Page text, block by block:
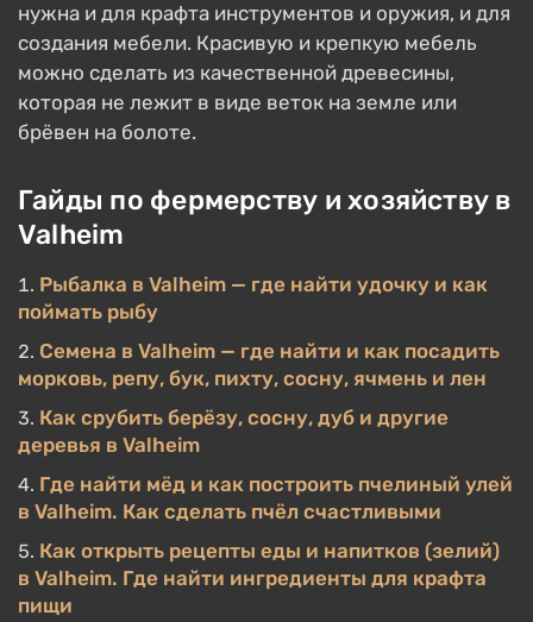
нужна и для крафта инструментов и оружия, и для
создания мебели. Красивую и крепкую мебель
можно сделать из качественной древесины,
которая не лежит в виде веток на земле или
брёвен на болоте.
Гайды по фермерству и хозяйству в
Valheim
Рыбалка в Valheim — где найти удочку и как
поймать рыбу
Семена в Valheim — где найти и как посадить
морковь, репу, бук, пихту, сосну, ячмень и лен
Как срубить берёзу, сосну, дуб и другие
деревья в Valheim
Где найти мёд и как построить пчелиный улей
в Valheim. Как сделать пчёл счастливыми
Как открыть рецепты еды и напитков (зелий)
в Valheim. Где найти ингредиенты для крафта
пищи